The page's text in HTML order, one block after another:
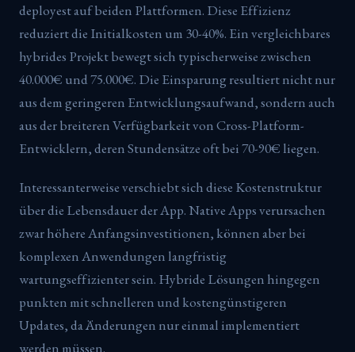
deployest auf beiden Plattformen. Diese Effizienz
reduziert die Initialkosten um 30-40%. Ein vergleichbares
hybrides Projekt bewegt sich typischerweise zwischen
40.000€ und 75.000€. Die Einsparung resultiert nicht nur
aus dem geringeren Entwicklungsaufwand, sondern auch
aus der breiteren Verfügbarkeit von Cross-Platform-
Entwicklern, deren Stundensätze oft bei 70-90€ liegen.
Interessanterweise verschiebt sich diese Kostenstruktur
über die Lebensdauer der App. Native Apps verursachen
zwar höhere Anfangsinvestitionen, können aber bei
komplexen Anwendungen langfristig
wartungseffizienter sein. Hybride Lösungen hingegen
punkten mit schnelleren und kostengünstigeren
Updates, da Änderungen nur einmal implementiert
werden müssen.